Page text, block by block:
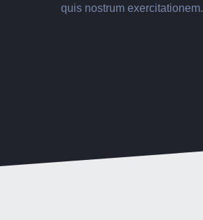
quis nostrum exercitationem.